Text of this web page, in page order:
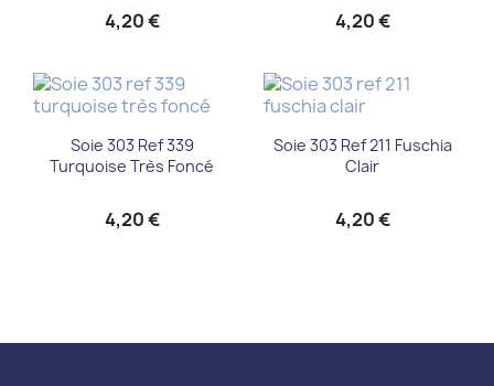
4,20 € 4,20 €
Soie 303 Ref 339
Turquoise Très Foncé
4,20 €
Soie 303 Ref 211 Fuschia
Clair
4,20 €